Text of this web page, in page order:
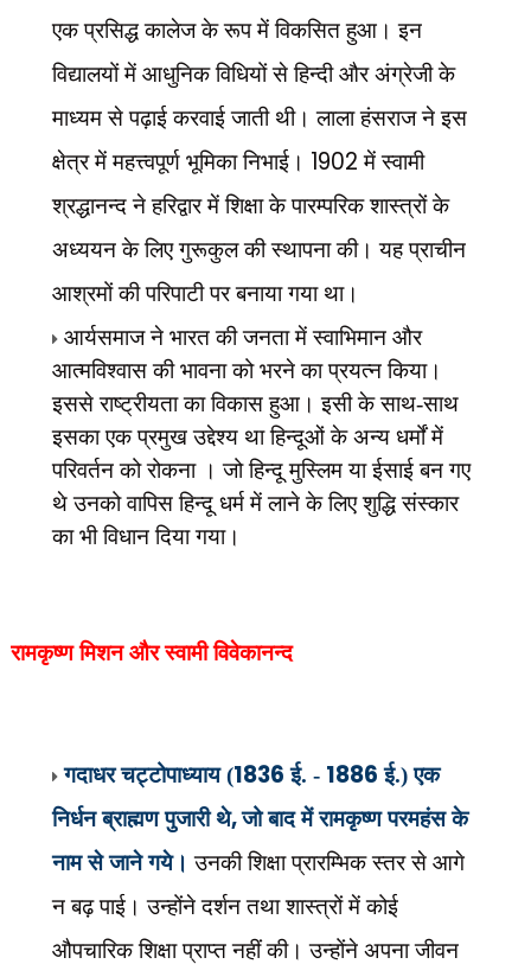
एक प्रसिद्ध कालेज के रूप में विकसित हुआ। इन
विद्यालयों में आधुनिक विधियों से हिन्दी और अंग्रेजी के
माध्यम से पढ़ाई करवाई जाती थी। लाला हंसराज ने इस
क्षेत्र में महत्त्वपूर्ण भूमिका निभाई। 1902 में स्वामी
श्रद्धानन्द ने हरिद्वार में शिक्षा के पारम्परिक शास्त्रों के
अध्ययन के लिए गुरूकुल की स्थापना की। यह प्राचीन
आश्रमों की परिपाटी पर बनाया गया था।
आर्यसमाज ने भारत की जनता में स्वाभिमान और
आत्मविश्वास की भावना को भरने का प्रयत्न किया।
इससे राष्ट्रीयता का विकास हुआ। इसी के साथ-साथ
इसका एक प्रमुख उद्देश्य था हिन्दूओं के अन्य धर्मों में
परिवर्तन को रोकना । जो हिन्दू मुस्लिम या ईसाई बन गए
थे उनको वापिस हिन्दू धर्म में लाने के लिए शुद्धि संस्कार
का भी विधान दिया गया।
रामकृष्ण मिशन और स्वामी विवेकानन्द
गदाधर चट्टोपाध्याय (1836 ई. - 1886 ई.) एक
निर्धन ब्राह्मण पुजारी थे,जो बाद में रामकृष्ण परमहंस के
नाम से जाने गये। उनकी शिक्षा प्रारम्भिक स्तर से आगे
न बढ़ पाई। उन्होंने दर्शन तथा शास्त्रों में कोई
औपचारिक शिक्षा प्राप्त नहीं की। उन्होंने अपना जीवन